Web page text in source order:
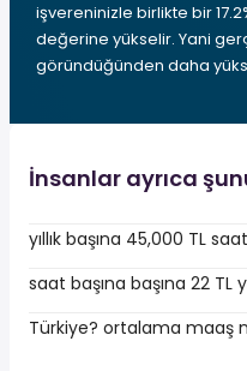
işvereninizle birlikte bir
değerine yükselir. Yani
göründüğünden daha
İnsanlar ayrıca
yıllık başına 45,000 TL
saat başına başına 22 TL
Türkiye? ortalama maaş